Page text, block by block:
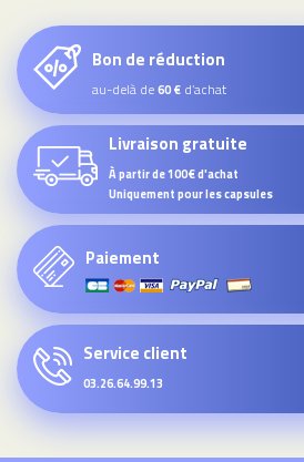
Bon de réduction
au-delà de60 € d’achat
Livraison gratuite
À partir de 100€ d'achat
Uniquement pour les capsules
Paiement
Service client
03.26.64.99.13